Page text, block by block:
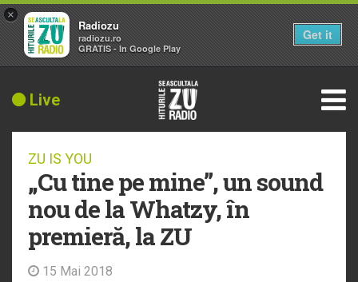
Live
ZU IS YOU
„Cu tine pe mine”, un sound
nou de la Whatzy, în
premieră, la ZU
15 Mai 2018
×
Radiozu
radiozu.ro
GRATIS - In Google Play
Get it